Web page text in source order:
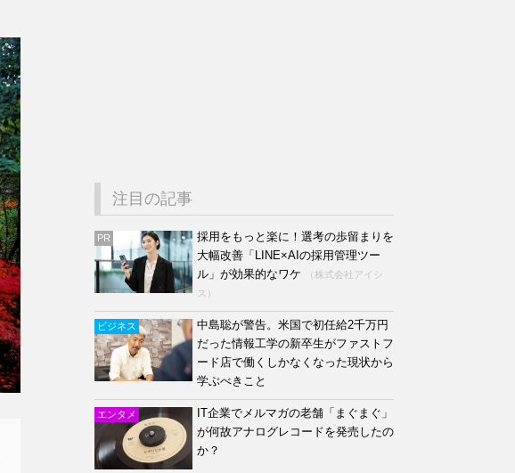
注目の記事
PR
採用をもっと楽に！選考の歩留まりを
大幅改善「LINE×AIの採用管理ツー
ル」が効果的なワケ
（株式会社アイシ
ス）
ビジネス
中島聡が警告。米国で初任給2千万円
だった情報工学の新卒生がファストフ
ード店で働くしかなくなった現状から
学ぶべきこと
エンタメ
IT企業でメルマガの老舗「まぐまぐ」
が何故アナログレコードを発売したの
か？